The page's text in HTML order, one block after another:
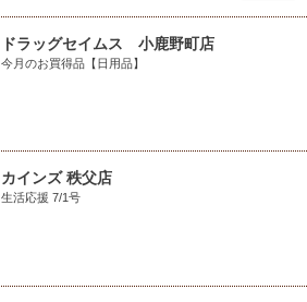
ドラッグセイムス 小鹿野町店
今月のお買得品【日用品】
カインズ 秩父店
生活応援 7/1号